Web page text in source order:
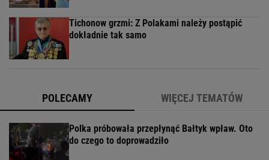
Tichonow grzmi: Z Polakami należy postąpić
dokładnie tak samo
POLECAMY WIĘCEJ TEMATÓW
Polka próbowała przepłynąć Bałtyk wpław. Oto
do czego to doprowadziło